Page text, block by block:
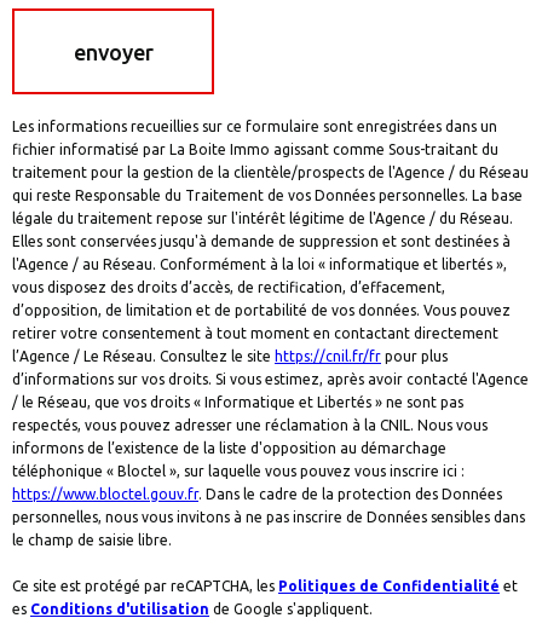
s
z
c
o
o
r
d
o
n
n
é
e
s
envoyer
Les informations recueillies sur ce formulaire sont enregistrées dans un
fichier informatisé par La Boite Immo agissant comme Sous-traitant du
traitement pour la gestion de la clientèle/prospects de l'Agence / du Réseau
qui reste Responsable du Traitement de vos Données personnelles. La base
légale du traitement repose sur l'intérêt légitime de l'Agence / du Réseau.
Elles sont conservées jusqu'à demande de suppression et sont destinées à
l'Agence / au Réseau. Conformément à la loi « informatique et libertés »,
vous disposez des droits d’accès, de rectification, d’effacement,
d’opposition, de limitation et de portabilité de vos données. Vous pouvez
retirer votre consentement à tout moment en contactant directement
l’Agence / Le Réseau. Consultez le site https://cnil.fr/fr pour plus
d’informations sur vos droits. Si vous estimez, après avoir contacté l'Agence
/ le Réseau, que vos droits « Informatique et Libertés » ne sont pas
respectés, vous pouvez adresser une réclamation à la CNIL. Nous vous
informons de l’existence de la liste d'opposition au démarchage
téléphonique « Bloctel », sur laquelle vous pouvez vous inscrire ici :
https://www.bloctel.gouv.fr. Dans le cadre de la protection des Données
personnelles, nous vous invitons à ne pas inscrire de Données sensibles dans
le champ de saisie libre.
Ce site est protégé par reCAPTCHA, les Politiques de Confidentialité et
es Conditions d'utilisation de Google s'appliquent.